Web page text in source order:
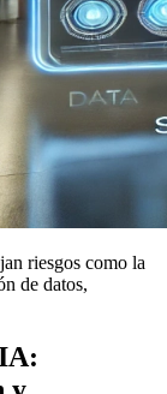
riesgos como la
de datos,